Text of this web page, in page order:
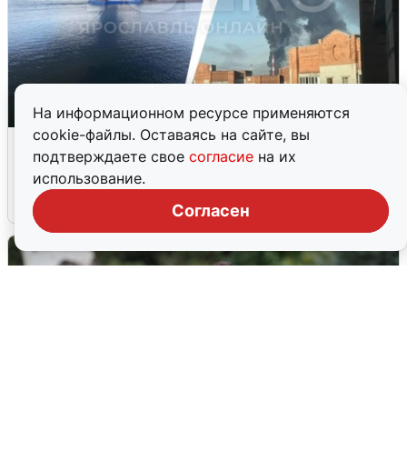
На информационном ресурсе применяются
cookie-файлы. Оставаясь на сайте, вы
подтверждаете свое согласие на их
использование.
Согласен
Ночная атака БПЛА на Ярославль:
попадания и последствия
6 августа